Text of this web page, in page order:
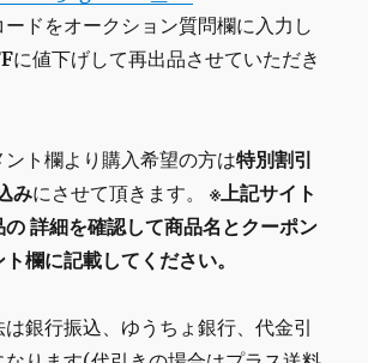
ードをオークション質問欄に入力し
に値下げして再出品させていただき
ント欄より購入希望の方は特別割引
みにさせて頂きます。※上記サイト
の 詳細を確認して商品名とクーポン
欄に記載してください。
銀行振込、ゆうちょ銀行、代金引